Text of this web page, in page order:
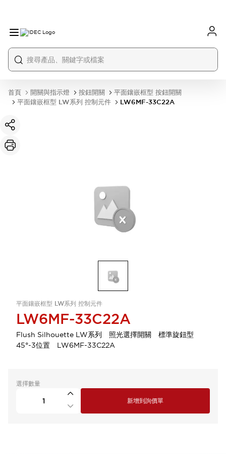
首頁 開關與指示燈 按鈕開關
平面鑲嵌框型 按鈕開關
平面鑲嵌框型 LW系列 控制元件
LW6MF-33C22A
平面鑲嵌框型 LW系列 控制元件
LW6MF-33C22A
Flush Silhouette LW系列 照光選擇開關 標準旋鈕型
45°-3位置 LW6MF-33C22A
選擇數量
新增到詢價單